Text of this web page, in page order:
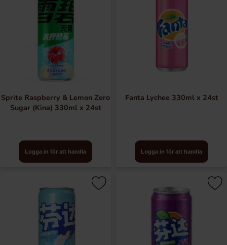
Sprite Raspberry & Lemon Zero
Sugar (Kina) 330ml x 24st
Logga in för att handla
Fanta Lychee 330ml x 24st
Logga in för att handla